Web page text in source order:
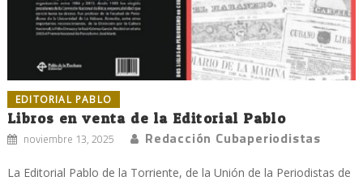
EDITORIAL PABLO
Libros en venta de la Editorial Pablo
noviembre 13, 2025 Redacción Cubaperiodistas
La Editorial Pablo de la Torriente, de la Unión de la Periodistas de